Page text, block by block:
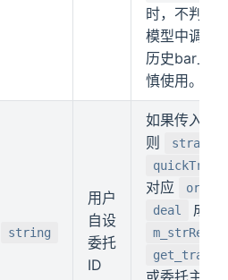
时，不判断
模型中调用
历史bar上
慎使用。
string
用户
自设
委托
ID
如果传入该
则
quickTrade
对应
order
deal
成交
或委托主推